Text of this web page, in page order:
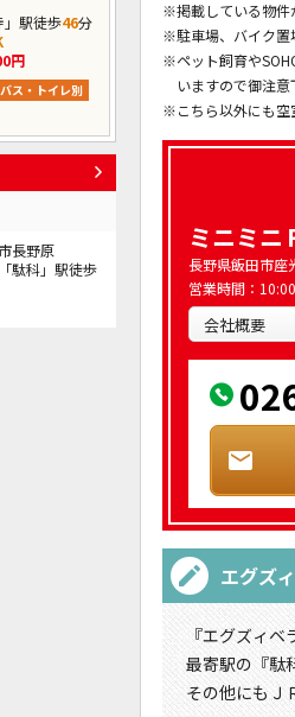
」駅徒歩46分
円
バス・トイレ別
長野原
駄科」駅徒歩
※掲載している物件
※駐車場、バイク置
※ペット飼育や
いますので御注
※こちら以外にも空
ミニミニ
長野県飯田市座
営業時間：
会社概要
エグズ
『エグズィ
最寄駅の『駄
その他にもＪ